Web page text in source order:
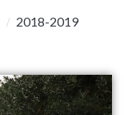
2018-2019